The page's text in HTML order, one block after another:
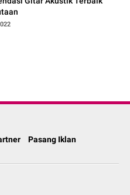
Pasang Iklan